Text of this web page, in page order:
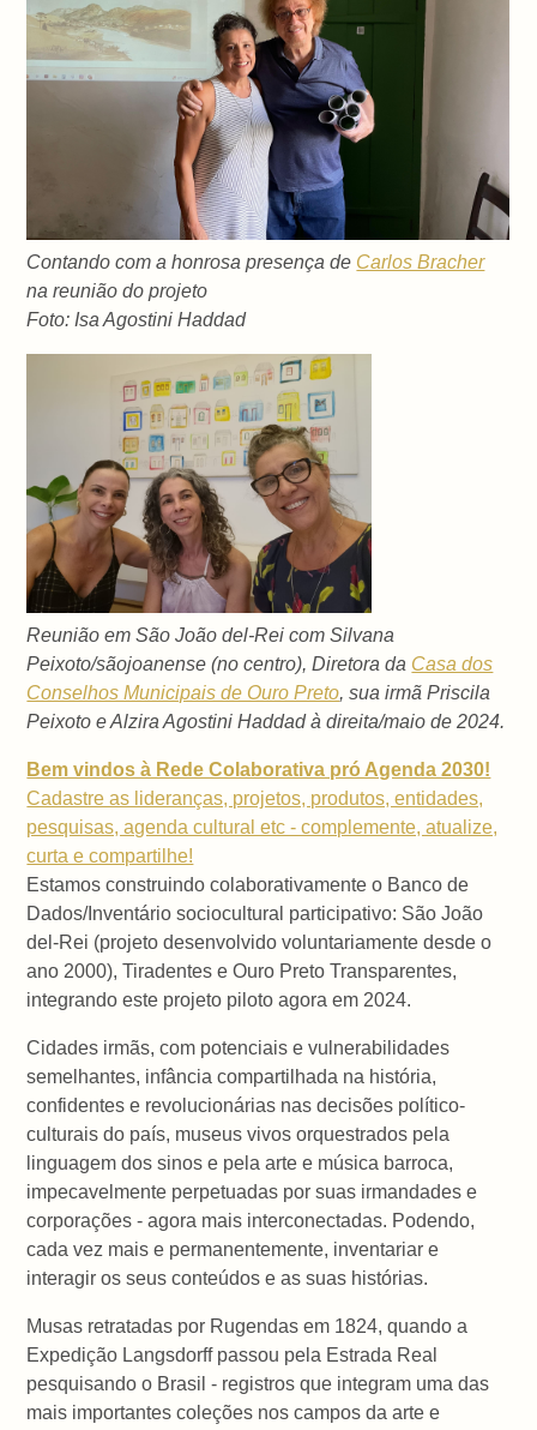
Contando com a honrosa presença de Carlos Bracher
na reunião do projeto
Foto: Isa Agostini Haddad
Reunião em São João del-Rei com Silvana
Peixoto/sãojoanense (no centro), Diretora da Casa dos
Conselhos Municipais de Ouro Preto, sua irmã Priscila
Peixoto e Alzira Agostini Haddad à direita/maio de 2024.
Bem vindos à Rede Colaborativa pró Agenda 2030!
Cadastre as lideranças, projetos, produtos, entidades,
pesquisas, agenda cultural etc - complemente, atualize,
curta e compartilhe!
Estamos construindo colaborativamente o Banco de
Dados/Inventário sociocultural participativo: São João
del-Rei (projeto desenvolvido voluntariamente desde o
ano 2000), Tiradentes e Ouro Preto Transparentes,
integrando este projeto piloto agora em 2024.
Cidades irmãs, com potenciais e vulnerabilidades
semelhantes, infância compartilhada na história,
confidentes e revolucionárias nas decisões político-
culturais do país, museus vivos orquestrados pela
linguagem dos sinos e pela arte e música barroca,
impecavelmente perpetuadas por suas irmandades e
corporações - agora mais interconectadas. Podendo,
cada vez mais e permanentemente, inventariar e
interagir os seus conteúdos e as suas histórias.
Musas retratadas por Rugendas em 1824, quando a
Expedição Langsdorff passou pela Estrada Real
pesquisando o Brasil - registros que integram uma das
mais importantes coleções nos campos da arte e